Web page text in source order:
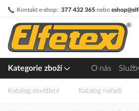
Kontakt e-shop: 377 432 365 nebo
Přejít
obsah
Kategorie zboží O nás
Katalog osvětlení Katalog nářadí